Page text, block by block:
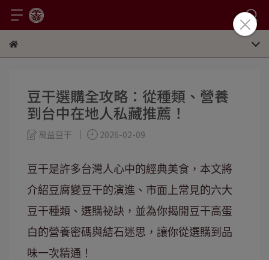
豆干選購全攻略：從種類、營養
到台中在地人私藏推薦！
萬益豆干 2026-02-09
豆干是許多台灣人心中的經典美食，本文將
介紹豆腐變豆干的演進、市面上常見的六大
豆干種類、選購祕訣，並為你揭開豆干高蛋
白的營養密碼與結石迷思，讓你從選購到品
味一次精通！